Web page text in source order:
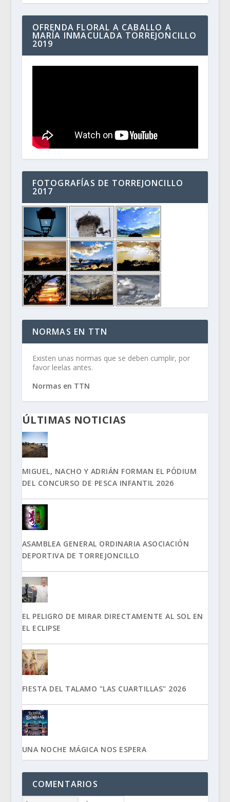
OFRENDA FLORAL A CABALLO A
MARÍA INMACULADA TORREJONCILLO
2019
FOTOGRAFÍAS DE TORREJONCILLO
2017
NORMAS EN TTN
Existen unas normas que se deben cumplir, por
favor leelas antes.
Normas en TTN
ÚLTIMAS NOTICIAS
MIGUEL, NACHO Y ADRIÁN FORMAN EL PÓDIUM
DEL CONCURSO DE PESCA INFANTIL 2026
ASAMBLEA GENERAL ORDINARIA ASOCIACIÓN
DEPORTIVA DE TORREJONCILLO
EL PELIGRO DE MIRAR DIRECTAMENTE AL SOL EN
EL ECLIPSE
FIESTA DEL TALAMO "LAS CUARTILLAS" 2026
UNA NOCHE MÁGICA NOS ESPERA
COMENTARIOS